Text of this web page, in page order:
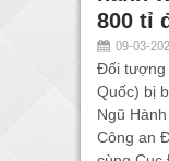
800 tỉ
09-03-
Đối tượng
Quốc) bị
Ngũ
Công an